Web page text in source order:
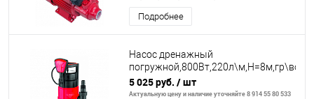
Подробнее
Насос дренажный
уровень воды 45мм
5 025 руб. / шт
Актуальную цену и наличие уточняйте 8 914 55 80 533